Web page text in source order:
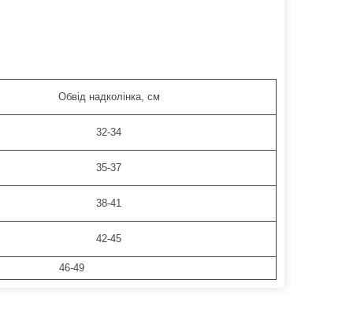
Обвід надколінка, см
32-34
35-37
38-41
42-45
49